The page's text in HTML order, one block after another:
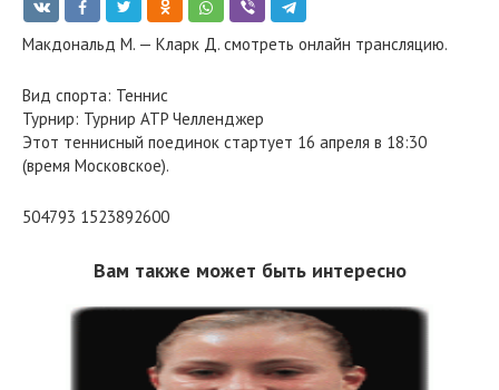
Макдональд М. — Кларк Д. смотреть онлайн трансляцию.
Вид спорта: Теннис
Турнир: Турнир ATP Челленджер
Этот теннисный поединок стартует 16 апреля в 18:30
(время Московское).
504793 1523892600
Вам также может быть интересно